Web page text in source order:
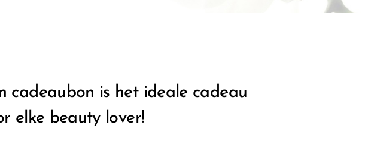
cadeaubon is het ideale cadeau
elke beauty lover!